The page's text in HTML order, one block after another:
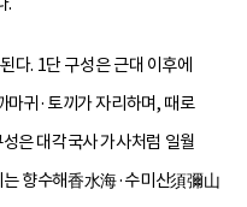
다. 1단 구성은 근대 이후에
마귀·토끼가 자리하며, 때로
은 대각국사 가사처럼 일월
향수해香水海·수미산須彌山